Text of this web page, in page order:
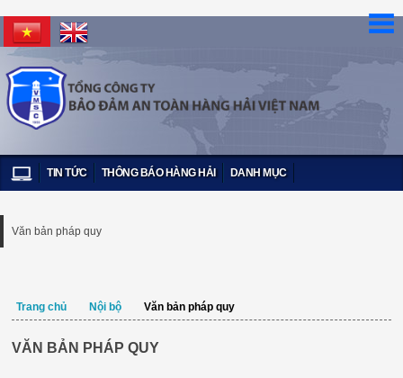
TIN TỨC THÔNG BÁO HÀNG HẢI DANH MỤC
Văn bản pháp quy
Trang chủ Nội bộ Văn bản pháp quy
VĂN BẢN PHÁP QUY